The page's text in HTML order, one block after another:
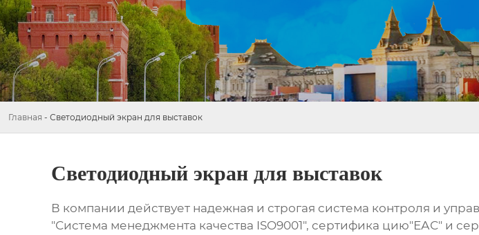
Главная - Светодиодный экран для выставок
Светодиодный экран для выставок
В компании действует надежная и строгая система контроля и
"Система менеджмента качества ISO9001", сертифика цию"ЕАС" и